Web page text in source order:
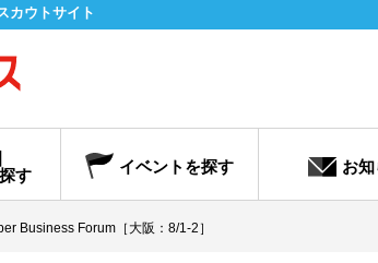
カウトサイト
す
イベントを探す お
Business Forum［大阪：8/1-2］